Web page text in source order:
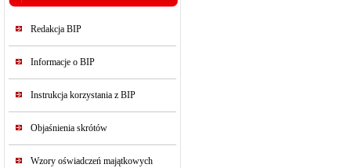
Redakcja BIP
Informacje o BIP
Instrukcja korzystania z BIP
Objaśnienia skrótów
Wzory oświadczeń majątkowych